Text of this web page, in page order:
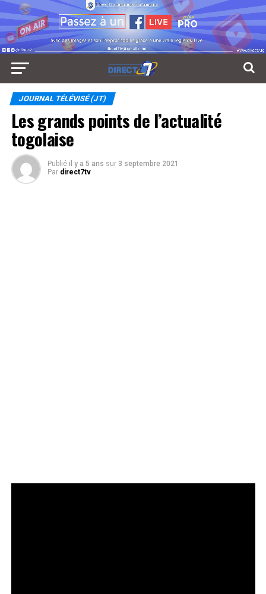
JOURNAL TÉLÉVISÉ (JT)
Les grands points de l’actualité
togolaise
Publié il y a 5 ans sur 3 septembre 2021
Par direct7tv